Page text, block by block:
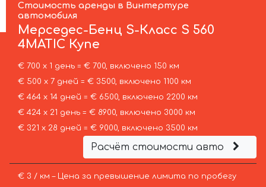
Стоимость аренды в Винтертуре
автомобиля
Мерседес-Бенц S-Класс S 560
4MATIC Купе
€ 700 х 1 день = € 700, включено 150 км
€ 500 х 7 дней = € 3500, включено 1100 км
€ 464 х 14 дней = € 6500, включено 2200 км
€ 424 х 21 день = € 8900, включено 3000 км
€ 321 х 28 дней = € 9000, включено 3500 км
Расчёт стоимости авто
€ 3 / км – Цена за превышение лимита по пробегу